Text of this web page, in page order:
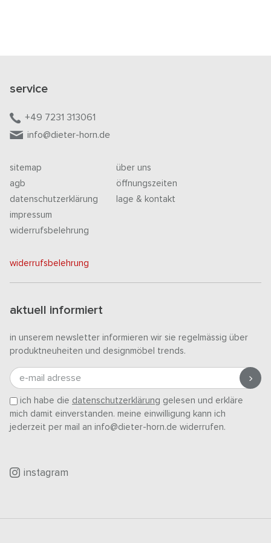
service
+49 7231 313061
info@dieter-horn.de
sitemap
agb
datenschutzerklärung
impressum
widerrufsbelehrung
über uns
öffnungszeiten
lage & kontakt
widerrufsbelehrung
aktuell informiert
in unserem newsletter informieren wir sie regelmässig über
produktneuheiten und designmöbel trends.
e-mail adresse
ich habe die datenschutzerklärung gelesen und erkläre
mich damit einverstanden. meine einwilligung kann ich
jederzeit per mail an info@dieter-horn.de widerrufen.
instagram